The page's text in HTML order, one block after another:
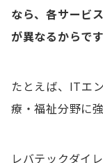
なら、各サービ
が異なるからです
たとえば、ITエ
療・福祉分野に
レバテックダイ